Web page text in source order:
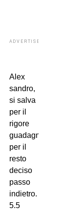
ADVERTISEMENT
Alex
sandro,
si salva
per il
rigore
guadagnato
per il
resto
deciso
passo
indietro.
5.5